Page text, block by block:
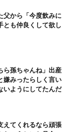
らの濃厚エッ...
編への期待が高...
の子ｗｗｗｗｗ
父から「今度飲みに
とも仲良くして欲し
ら孫ちゃんね」出産
嫌みったらしく言い
いようにしてたんだ
えてくれるなら頑張